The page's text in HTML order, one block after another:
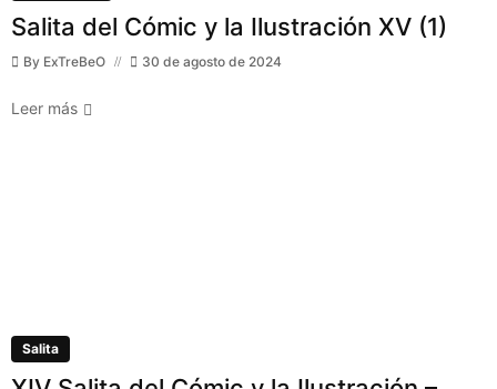
Salita del Cómic y la Ilustración XV (1)
By ExTreBeO 30 de agosto de 2024
Leer más
Salita